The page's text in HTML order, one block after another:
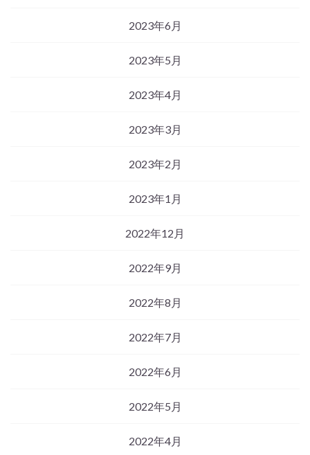
2023年6月
2023年5月
2023年4月
2023年3月
2023年2月
2023年1月
2022年12月
2022年9月
2022年8月
2022年7月
2022年6月
2022年5月
2022年4月